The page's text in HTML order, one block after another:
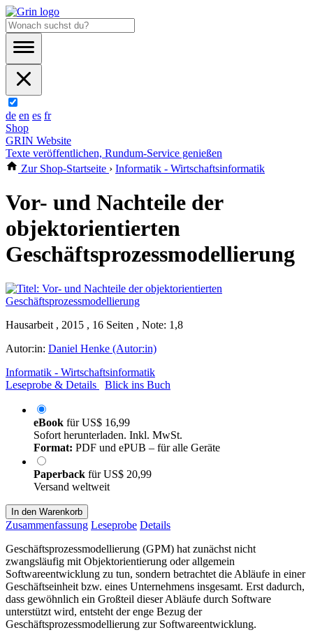
de en es fr
Shop
GRIN Website
Texte veröffentlichen, Rundum-Service genießen
Zur Shop-Startseite › Informatik - Wirtschaftsinformatik
Vor- und Nachteile der
objektorientierten
Geschäftsprozessmodellierung
Hausarbeit , 2015 , 16 Seiten , Note: 1,8
Autor:in: Daniel Henke (Autor:in)
Informatik - Wirtschaftsinformatik
Leseprobe & Details
Blick ins Buch
eBook fürUS$ 16,99
Sofort herunterladen. Inkl. MwSt.
Format: PDF und ePUB – für alle Geräte
Paperback fürUS$ 20,99
Versand weltweit
In den Warenkorb
Zusammenfassung Leseprobe Details
Geschäftsprozessmodellierung (GPM) hat zunächst nicht
zwangsläufig mit Objektorientierung oder allgemein
Softwareentwicklung zu tun, sondern betrachtet die Abläufe in einer
Geschäftseinheit bzw. eines Unternehmens insgesamt. Erst dadurch,
dass gewöhnlich ein Großteil dieser Abläufe durch Software
unterstützt wird, entsteht der enge Bezug der
Geschäftsprozessmodellierung zur Softwareentwicklung.